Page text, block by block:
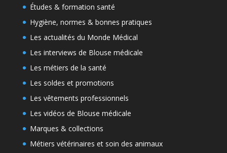
Études & formation santé
Hygiène, normes & bonnes pratiques
Les actualités du Monde Médical
Les interviews de Blouse médicale
Les métiers de la santé
Les soldes et promotions
Les vêtements professionnels
Les vidéos de Blouse médicale
Marques & collections
Métiers vétérinaires et soin des animaux